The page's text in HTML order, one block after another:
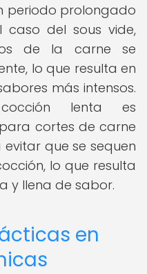
periodo prolongado
del sous vide,
de la carne se
lo que resulta en
más intensos.
lenta es
cortes de carne
que se sequen
lo que resulta
y llena de sabor.
en